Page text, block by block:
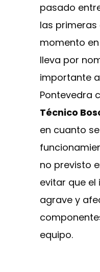
pasado
las
momento
lleva por
importante
Pontevedra
Técnico
en cuanto
no previsto
evitar que el
agrave y
equipo.